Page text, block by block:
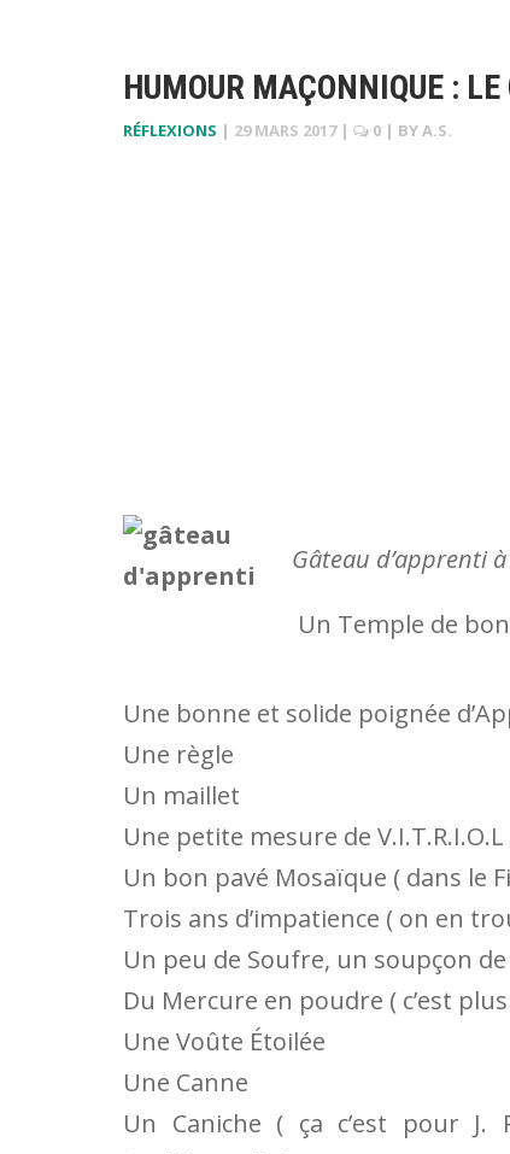
HUMOUR MAÇONNIQUE :
RÉFLEXIONS | 29 MARS 2017 | 0 | BYA.S.
Gâteau d’apprenti à
Un Temple de
Une bonne et solide poignée
Une règle
Un maillet
Une petite mesure de V.I.T.R.I.O.L
Un bon pavé Mosaïque ( dans le
Trois ans d’impatience ( on en
Un peu de Soufre, un soupçon de
Du Mercure en poudre ( c’est
Une Voûte Étoilée
Une Canne
Un Caniche ( ça c’est pour